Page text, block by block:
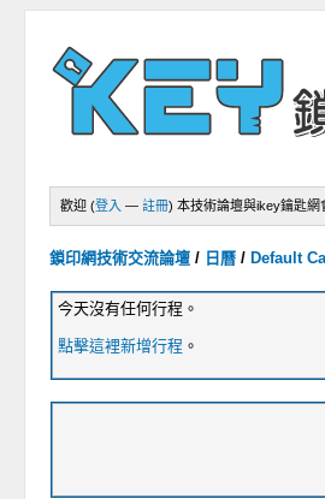
歡迎 (登入 —註冊) 本技術論壇與ikey鑰匙
鎖印網技術交流論壇 / 日曆 / Default
今天沒有任何行程。
點擊這裡新增行程 。